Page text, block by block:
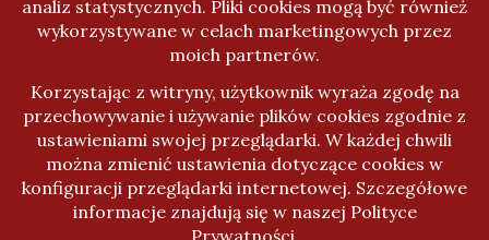
WordPress.org
Activello Temat stworzony przez Colorlib Napędzany przez